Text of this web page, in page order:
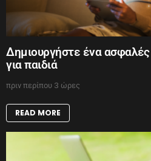
Δημιουργήστε ένα
για παιδιά
πριν περίπου 3 ώρες
READ MORE